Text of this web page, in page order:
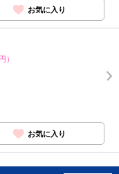
お気に入り
）
お気に入り